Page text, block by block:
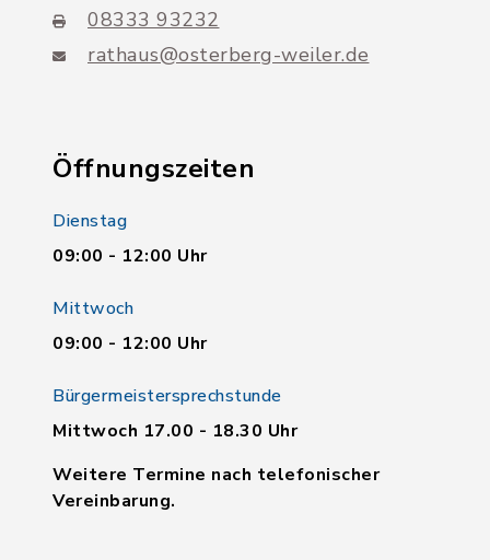
08333 93232
rathaus@osterberg-weiler.de
Öffnungszeiten
Dienstag
09:00 - 12:00 Uhr
Mittwoch
09:00 - 12:00 Uhr
Bürgermeistersprechstunde
Mittwoch 17.00 - 18.30 Uhr
Weitere Termine nach telefonischer
Vereinbarung.